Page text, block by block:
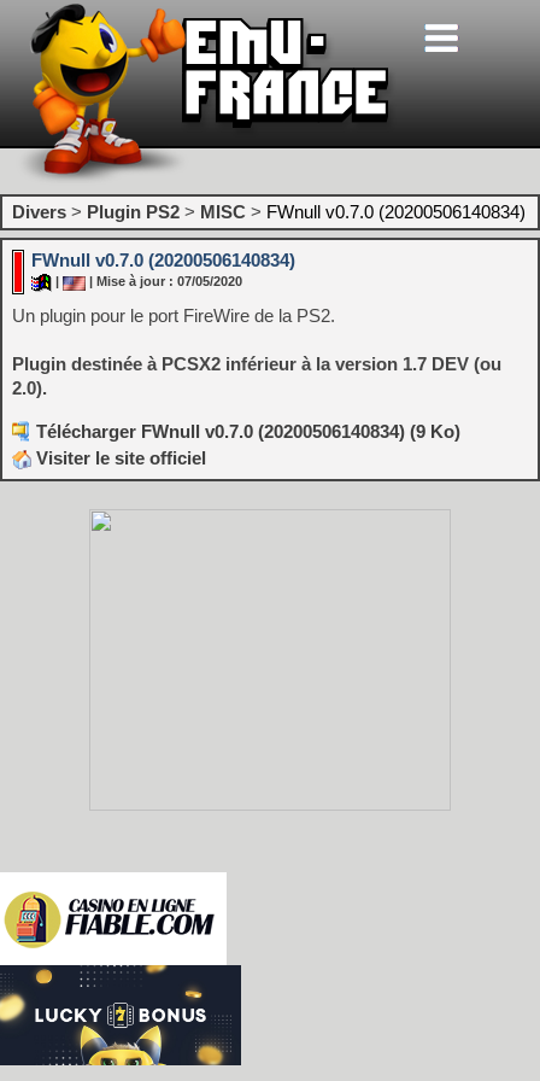
Divers > Plugin PS2 > MISC > FWnull v0.7.0 (20200506140834)
FWnull v0.7.0 (20200506140834)
| Mise à jour : 07/05/2020
Un plugin pour le port FireWire de la PS2.
Plugin destinée à PCSX2 inférieur à la version 1.7 DEV (ou
2.0).
Télécharger FWnull v0.7.0 (20200506140834) (9 Ko)
Visiter le site officiel